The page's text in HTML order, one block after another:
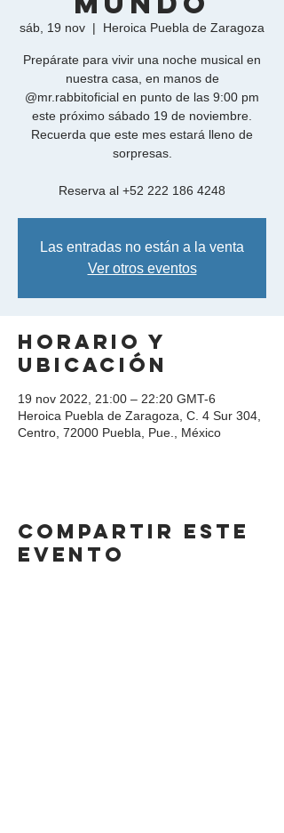
sáb, 19 nov
  |
Heroica Puebla de Zaragoza
Prepárate para vivir una noche musical en
nuestra casa, en manos de
@mr.rabbitoficial en punto de las 9:00 pm
este próximo sábado 19 de noviembre.
Recuerda que este mes estará lleno de
sorpresas.
Reserva al +52 222 186 4248
Las entradas no están a la venta
Ver otros eventos
Horario y
ubicación
19 nov 2022, 21:00 – 22:20 GMT-6
Heroica Puebla de Zaragoza, C. 4 Sur 304,
Centro, 72000 Puebla, Pue., México
Compartir este
evento